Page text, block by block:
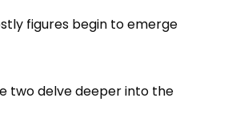
figures begin to emerge
two delve deeper into the